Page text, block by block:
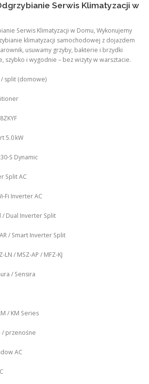
Serwis Klimatyzacji w
Serwis Klimatyzacji w Domu, Wykonujemy
klimatyzacji samochodowej z dojazdem
usuwamy grzyby, bakterie i brzydki
szybko i wygodnie – bez wizyty w warsztacie.
split (domowe)
5.0 kW
Dynamic
Split AC
Inverter AC
/ Dual Inverter Split
/ Smart Inverter Split
/ MSZ‑AP / MFZ-KJ
/ Sensira
/ KM Series
/ przenośne
AC